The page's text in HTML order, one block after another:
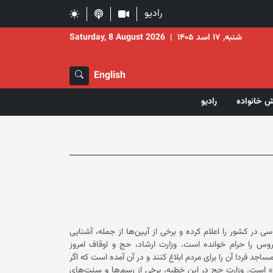
رادیو
شنبه, ۱۷ اسد ۱۴۰۵ |
Saturday, 8 August 2026
English
خانواده رادیو
کشور را اعلام کرده و برخی از آیین‌ها از جمله، آشنایی
دختر و پسر در خواستگاری، تبادل حلقه و حنابندان در نامزدی و آرایش عروس را حرام خوانده است. وزارت ارشاد، حج و اوقاف امروز
مساجد فردا آن را برای مردم ابلاغ کنند و در آن آمده است که اگر